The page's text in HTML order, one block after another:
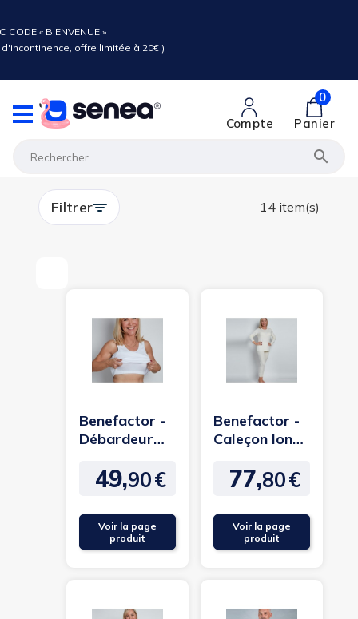
CODE « BIENVENUE »
offre limitée à 20€ )

Compte
0
Panier
Filtrer 14 item(s)
Benefactor -
Débardeur
brassière
intégrée
Prix
49,90€
Voir la page
produit
Benefactor -
Caleçon long
Mérinos
Prix
77,80€
Voir la page
produit